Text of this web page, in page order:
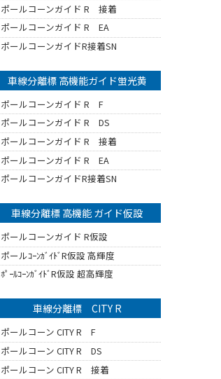
ポールコーンガイド R 接着
ポールコーンガイド R EA
ポールコーンガイドR接着SN
車線分離標 高機能ガイド蛍光黄
ポールコーンガイド R F
ポールコーンガイド R DS
ポールコーンガイド R 接着
ポールコーンガイド R EA
ポールコーンガイドR接着SN
車線分離標 高機能 ガイド仮設
ポールコーンガイド R仮設
ポールｺｰﾝｶﾞｲﾄﾞR仮設 高輝度
ﾎﾟｰﾙｺｰﾝｶﾞｲﾄﾞR仮設 超高輝度
車線分離標 CITY R
ポールコーン CITY R F
ポールコーン CITY R DS
ポールコーン CITY R 接着